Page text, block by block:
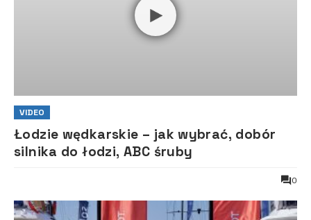
VIDEO
Łodzie wędkarskie – jak wybrać, dobór
silnika do łodzi, ABC śruby
0